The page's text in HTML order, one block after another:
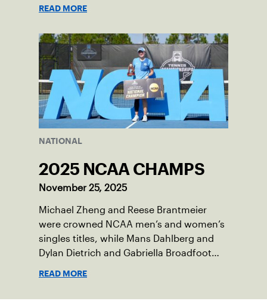
READ MORE
NATIONAL
2025 NCAA CHAMPS
November 25, 2025
Michael Zheng and Reese Brantmeier
were crowned NCAA men’s and women’s
singles titles, while Mans Dahlberg and
Dylan Dietrich and Gabriella Broadfoot
READ MORE